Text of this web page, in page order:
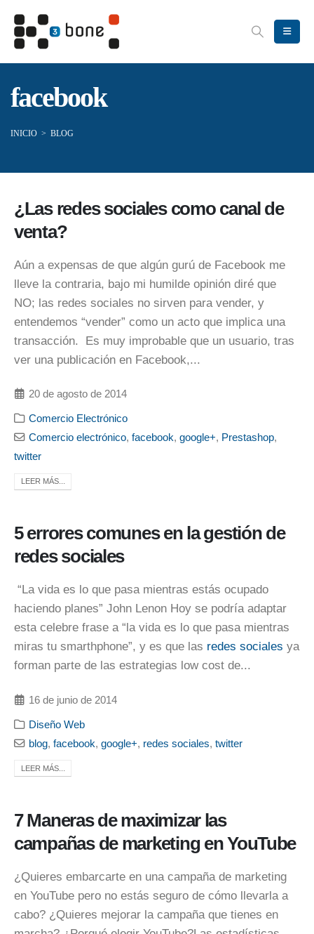
facebook
INICIO > BLOG
¿Las redes sociales como canal de
venta?
Aún a expensas de que algún gurú de Facebook me
lleve la contraria, bajo mi humilde opinión diré que
NO; las redes sociales no sirven para vender, y
entendemos “vender” como un acto que implica una
transacción. Es muy improbable que un usuario, tras
ver una publicación en Facebook,...
20 de agosto de 2014
Comercio Electrónico
Comercio electrónico,facebook,google+, Prestashop,
twitter
LEER MÁS...
5 errores comunes en la gestión de
redes sociales
“La vida es lo que pasa mientras estás ocupado
haciendo planes” John Lenon Hoy se podría adaptar
esta celebre frase a “la vida es lo que pasa mientras
miras tu smarthphone”, y es que las redes sociales ya
forman parte de las estrategias low cost de...
16 de junio de 2014
Diseño Web
blog,facebook,google+, redes sociales,twitter
LEER MÁS...
7 Maneras de maximizar las
campañas de marketing en YouTube
¿Quieres embarcarte en una campaña de marketing
en YouTube pero no estás seguro de cómo llevarla a
cabo? ¿Quieres mejorar la campaña que tienes en